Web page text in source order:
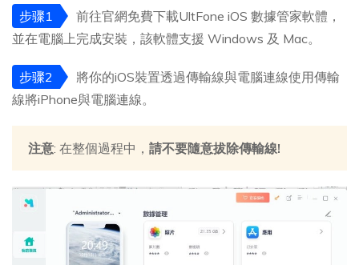
步骤1
前往官網免費下載UltFone iOS 數據管家軟體，
並在電腦上完成安裝，該軟體支援 Windows 及 Mac。
步骤2
將你的iOS裝置透過傳輸線與電腦連線使用傳輸
線將iPhone與電腦連線。
注意: 在整個過程中， 請不要隨意拔除傳輸線!